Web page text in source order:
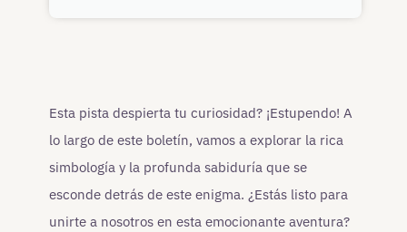
Esta pista despierta tu curiosidad? ¡Estupendo! A
lo largo de este boletín, vamos a explorar la rica
simbología y la profunda sabiduría que se
esconde detrás de este enigma. ¿Estás listo para
unirte a nosotros en esta emocionante aventura?